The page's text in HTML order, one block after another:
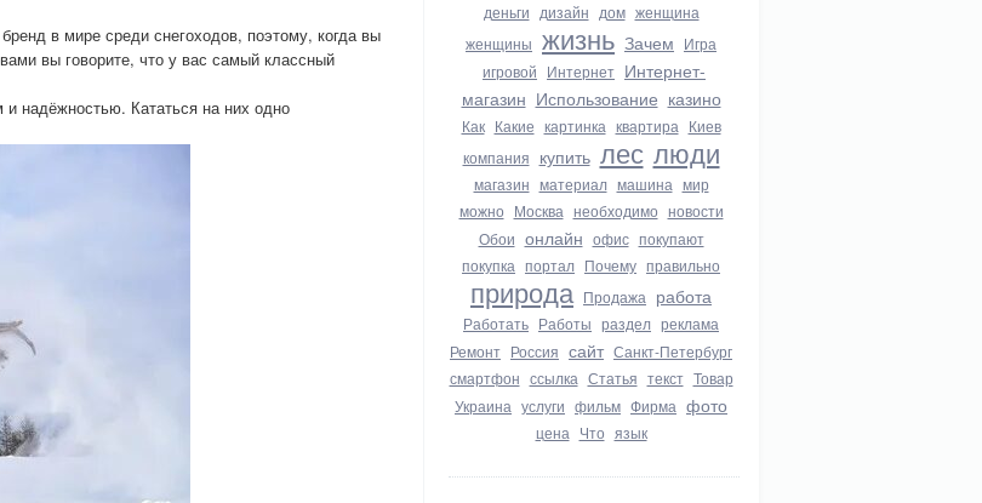
деньги дизайн дом женщина
женщины жизнь Зачем Игра
игровой Интернет Интернет-
магазин Использование казино
Как Какие картинка квартира Киев
компания купить лес люди
магазин материал машина мир
можно Москва необходимо новости
Обои онлайн офис покупают
покупка портал Почему правильно
природа Продажа работа
Работать Работы раздел реклама
Ремонт Россия сайт Санкт-Петербург
смартфон ссылка Статья текст Товар
Украина услуги фильм Фирма фото
цена Что язык
в мире среди снегоходов, поэтому, когда вы
вы говорите, что у вас самый классный
надёжностью. Кататься на них одно